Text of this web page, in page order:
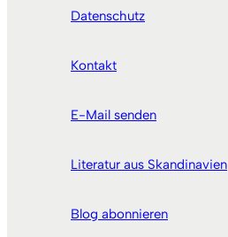
Datenschutz
Kontakt
E-Mail senden
Literatur aus Skandinavien
Blog abonnieren